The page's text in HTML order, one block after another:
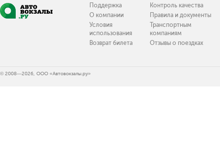
Поддержка
О компании
Условия
использования
Возврат билета
Контроль качества
Правила и документы
Транспортным
компаниям
Отзывы о поездках
© 2008—2026, ООО «Автовокзалы.ру»